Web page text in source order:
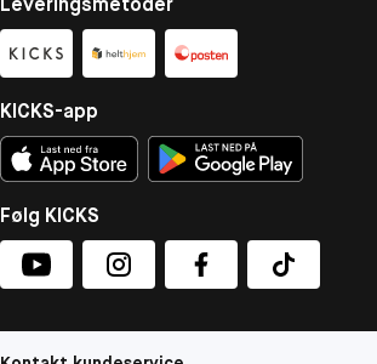
KICKS-app
Følg KICKS